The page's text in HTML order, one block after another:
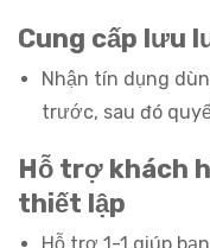
Cung cấp lưu
Nhận tín dụng
trước, sau đó
Hỗ trợ khách
thiết lập